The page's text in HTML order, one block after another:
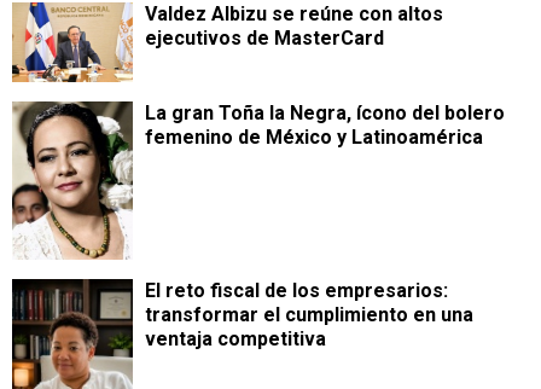
Valdez Albizu se reúne con altos
ejecutivos de MasterCard
La gran Toña la Negra, ícono del bolero
femenino de México y Latinoamérica
​El reto fiscal de los empresarios:
transformar el cumplimiento en una
ventaja competitiva